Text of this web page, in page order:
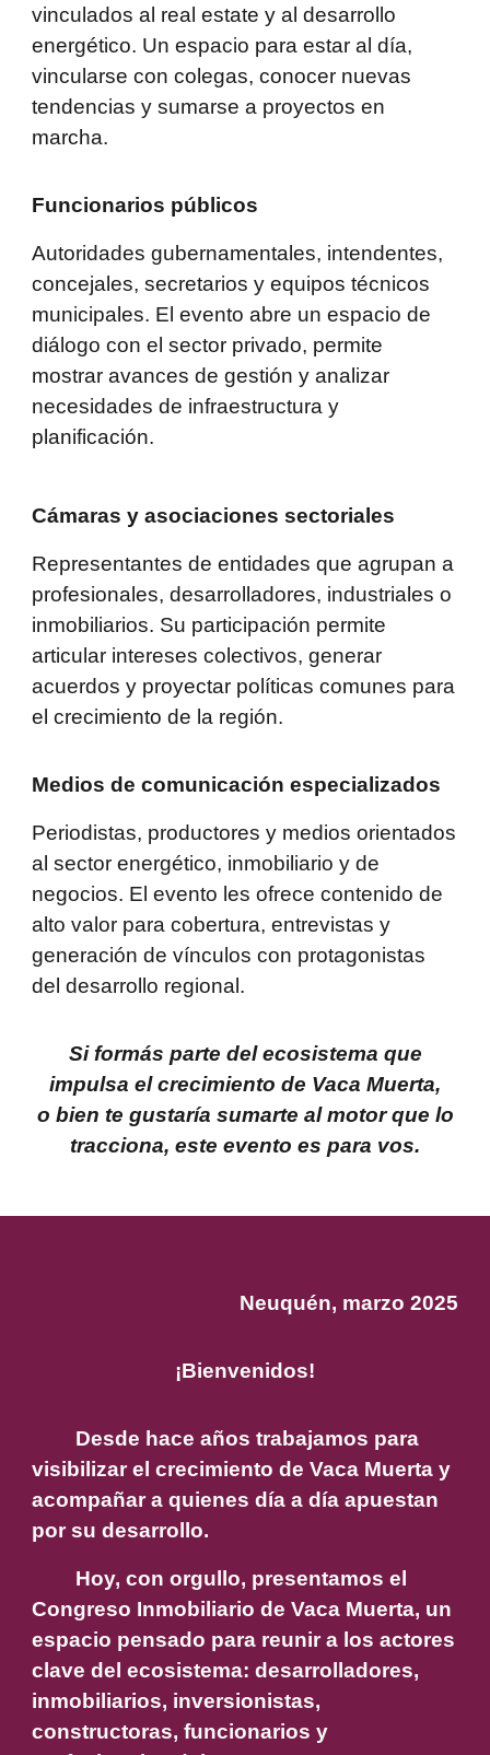
vinculados al real estate y al desarrollo
energético. Un espacio para estar al día,
vincularse con colegas, conocer nuevas
tendencias y sumarse a proyectos en
marcha.
Funcionarios públicos
Autoridades gubernamentales, intendentes,
concejales, secretarios y equipos técnicos
municipales. El evento abre un espacio de
diálogo con el sector privado, permite
mostrar avances de gestión y analizar
necesidades de infraestructura y
planificación.
Cámaras y asociaciones sectoriales
Representantes de entidades que agrupan a
profesionales, desarrolladores, industriales o
inmobiliarios. Su participación permite
articular intereses colectivos, generar
acuerdos y proyectar políticas comunes para
el crecimiento de la región.
Medios de comunicación especializados
Periodistas, productores y medios orientados
al sector energético, inmobiliario y de
negocios. El evento les ofrece contenido de
alto valor para cobertura, entrevistas y
generación de vínculos con protagonistas
del desarrollo regional.
Si formás parte del ecosistema que
impulsa el crecimiento de Vaca Muerta,
o bien te gustaría sumarte al motor que lo
tracciona, este evento es para vos.
Neuquén, marzo 2025
¡Bienvenidos!
Desde hace años trabajamos para
visibilizar el crecimiento de Vaca Muerta y
acompañar a quienes día a día apuestan
por su desarrollo.
Hoy, con orgullo, presentamos el
Congreso Inmobiliario de Vaca Muerta, un
espacio pensado para reunir a los actores
clave del ecosistema: desarrolladores,
inmobiliarios, inversionistas,
constructoras, funcionarios y